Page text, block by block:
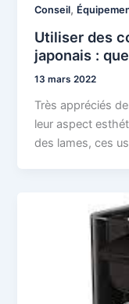
Conseil,
Utiliser des
japonais :
13 mars 2022
Très appréciés
leur aspect
des lames, ces